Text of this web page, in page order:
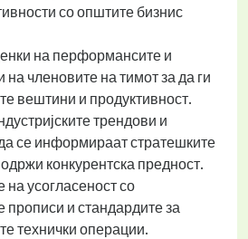
со општите бизнис
на перформансите и
членовите на тимот за да ги
вештини и продуктивност.
трендови и
се информираат стратешките
конкурентска предност.
усогласеност со
прописи и стандардите за
технички операции.